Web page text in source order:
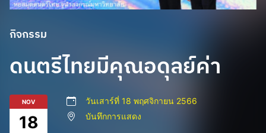
กิจกรรม
ดนตรีไทยมีคุณอดุลย์ค่า
NOV
18
วันเสาร์ที่ 18 พฤศจิกายน 2566
บันทึกการแสดง